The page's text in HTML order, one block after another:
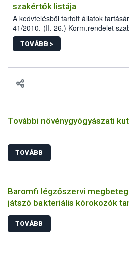
szakértők listája
A kedvtelésből tartott állatok
41/2010. (II. 26.) Korm.rendelet
sérülés, illetve ennek veszélye
hatósági feladatokat, valamint a
vonni az ebek viselkedésének
TOVÁBB >
További növénygyógyászati
TOVÁBB
Baromfi légzőszervi
játszó bakteriális kórokozók
TOVÁBB